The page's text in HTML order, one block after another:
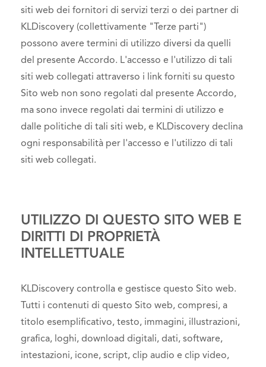
siti web dei fornitori di servizi terzi o dei partner di
KLDiscovery (collettivamente "Terze parti")
possono avere termini di utilizzo diversi da quelli
del presente Accordo. L'accesso e l'utilizzo di tali
siti web collegati attraverso i link forniti su questo
Sito web non sono regolati dal presente Accordo,
ma sono invece regolati dai termini di utilizzo e
dalle politiche di tali siti web, e KLDiscovery declina
ogni responsabilità per l'accesso e l'utilizzo di tali
siti web collegati.
UTILIZZO DI QUESTO SITO WEB E
DIRITTI DI PROPRIETÀ
INTELLETTUALE
KLDiscovery controlla e gestisce questo Sito web.
Tutti i contenuti di questo Sito web, compresi, a
titolo esemplificativo, testo, immagini, illustrazioni,
grafica, loghi, download digitali, dati, software,
intestazioni, icone, script, clip audio e clip video,